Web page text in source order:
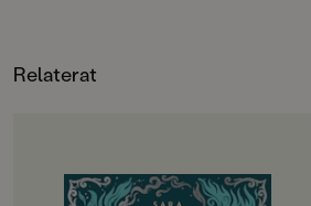
Relaterat
OM BOKEN